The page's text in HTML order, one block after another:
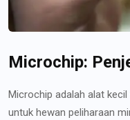
Microchip:
Microchip adalah alat
untuk hewan peliharaan